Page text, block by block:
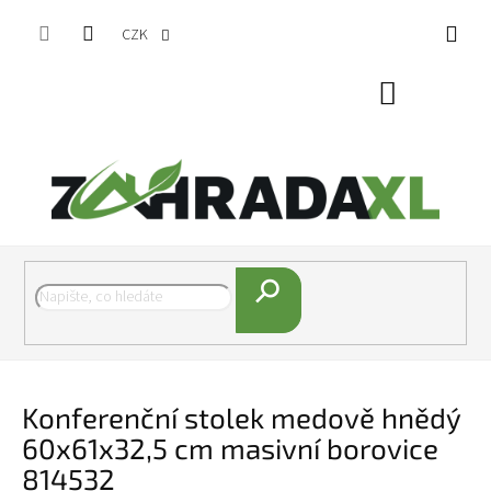
CZK
Hledat
Konferenční stolek medově hnědý
60x61x32,5 cm masivní borovice
814532